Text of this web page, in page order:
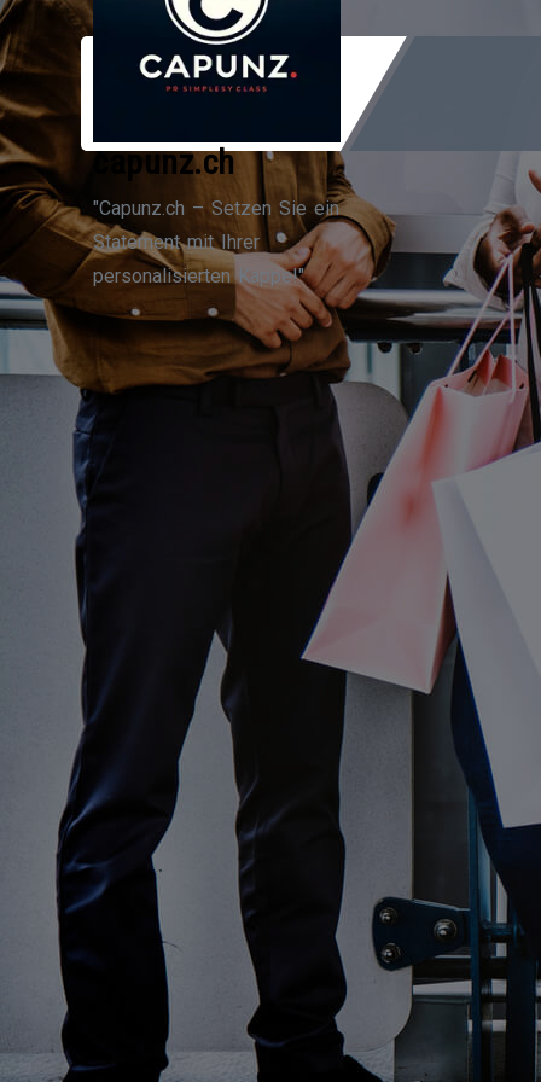
Zum
Inhalt
capunz.ch
"Capunz.ch – Setzen Sie ein
Statement mit Ihrer
personalisierten Kappe!"